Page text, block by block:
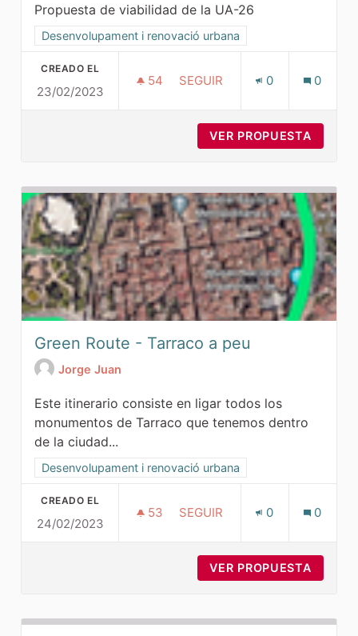
Propuesta de viabilidad de la UA-26
Resultados al filtrar por la categoría: Desenvolupament i
Desenvolupament i renovació urbana
CREADO EL
23/02/2023
54 54 SEGUIDORAS
SEGUIR 0 0
VER PROPUESTA
Green Route - Tarraco a peu
Jorge Juan
Este itinerario consiste en ligar todos los
monumentos de Tarraco que tenemos dentro
de la ciudad...
Resultados al filtrar por la categoría: Desenvolupament i
Desenvolupament i renovació urbana
CREADO EL
24/02/2023
53 53 SEGUIDORAS
SEGUIR 0 0
VER PROPUESTA